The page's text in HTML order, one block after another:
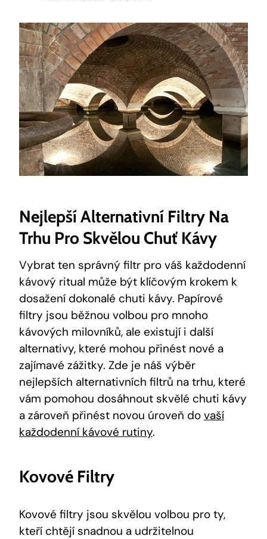
Nejlepší Alternativní Filtry Na
Trhu Pro Skvělou Chuť Kávy
Vybrat ten správný filtr pro váš každodenní
kávový ritual může být klíčovým krokem k
dosažení dokonalé chuti kávy. Papírové
filtry jsou běžnou volbou pro mnoho
kávových milovníků, ale existují i další
alternativy, které mohou přinést nové a
zajímavé zážitky. Zde je náš výběr
nejlepších alternativních filtrů na trhu, které
vám pomohou dosáhnout skvělé chuti kávy
a zároveň přinést novou úroveň do vaší
každodenní kávové rutiny.
Kovové Filtry
Kovové filtry jsou skvělou volbou pro ty,
kteří chtějí snadnou a udržitelnou